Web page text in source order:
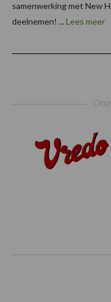
samenwerking met New
deelnemen! ... Lees meer